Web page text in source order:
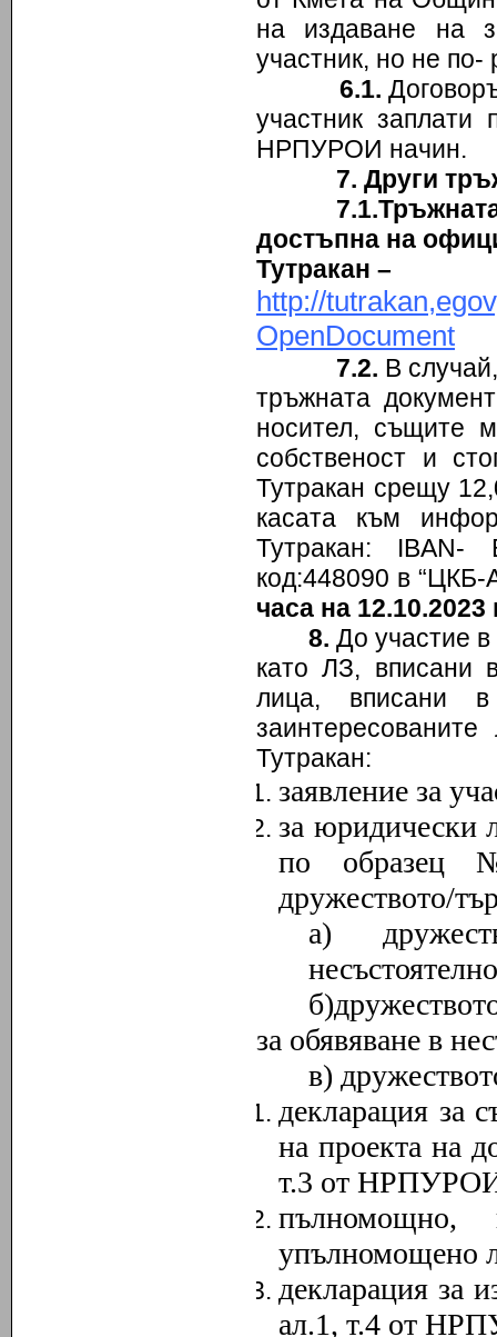
на издаване на
участник, но не по-
6.1.
участник
НРПУРОИ начин.
7. Други
7.1.Тръжната
достъпна на
Тутракан –
http://
OpenDocument
7.2. В
тръжната
носител, същите
собственост и
Тутракан срещу
касата към
Тутракан: IBAN-
код:448090 в
часа на 12.10.2023
8.До участие
като ЛЗ, вписани
лица, вписани
Тутракан:
заявление за
за юридически
по образец
дружеството/
а)
за обявяване в
в)
декларация за
на проекта на
т.3 от
пълномощно,
упълномощено
декларация за
ал.1, т.4 от